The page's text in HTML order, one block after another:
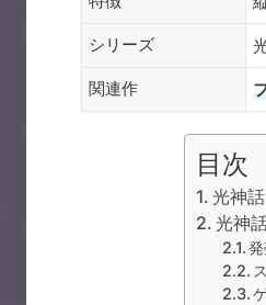
シリーズ
関連作
目次
光神
光神